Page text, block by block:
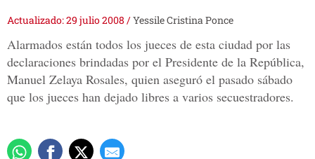
Actualizado: 29 julio 2008 /Yessile Cristina Ponce
Alarmados están todos los jueces de esta ciudad por las
declaraciones brindadas por el Presidente de la República,
Manuel Zelaya Rosales, quien aseguró el pasado sábado
que los jueces han dejado libres a varios secuestradores.